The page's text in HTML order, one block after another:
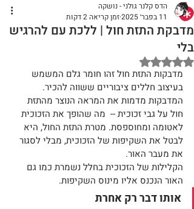
מדבקת התזת חול | ללכת עם להרגיש
בלי
הדס קלנר גולני - נושקה
11 בפבר׳ 2025
זמן קריאה 2 דקות
דירוג של NaN מתוך 5 כוכבים
מדבקות התזת חול זהו חומר גלם המשמש
בעיצוב חללים ציבוריים ששווה להכיר.
המדבקות מדמות את המראה הנוצר מהתזת
חול על גבי זכוכית --  מה שהופך את הזכוכית
לאטומה ומחוספסת. מטרת התזת החול, היא
לבטל את השקיפות של הזכוכית, מבלי לסגור
את מעבר האור.
הקלילות של הזכוכית בחלל נשמרת כמו גם
האור הנכנס אליו מינוס השקיפות.
אותו דבר רק אחרת